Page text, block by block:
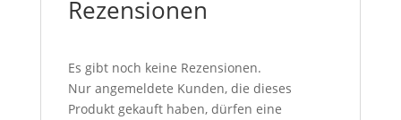
Rezensionen
Es gibt noch keine Rezensionen.
Nur angemeldete Kunden, die dieses
Produkt gekauft haben, dürfen eine